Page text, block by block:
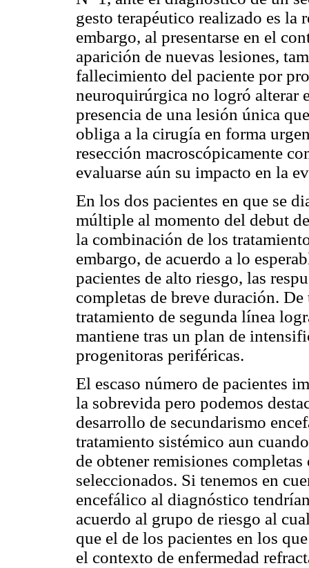
gesto terapéutico realizado es la
embargo, al presentarse en el
aparición de nuevas lesiones,
fallecimiento del paciente por
neuroquirúrgica no logró alterar
presencia de una lesión única
obliga a la cirugía en forma
resección macroscópicamente
evaluarse aún su impacto en la
En los dos pacientes en que se
múltiple al momento del debut
la combinación de los
embargo, de acuerdo a lo
pacientes de alto riesgo, las
completas de breve duración.
tratamiento de segunda línea
mantiene tras un plan de
progenitoras periféricas.
El escaso número de pacientes
la sobrevida pero podemos
desarrollo de secundarismo
tratamiento sistémico aun
de obtener remisiones
seleccionados. Si tenemos en
encefálico al diagnóstico
acuerdo al grupo de riesgo al
que el de los pacientes en los
el contexto de enfermedad